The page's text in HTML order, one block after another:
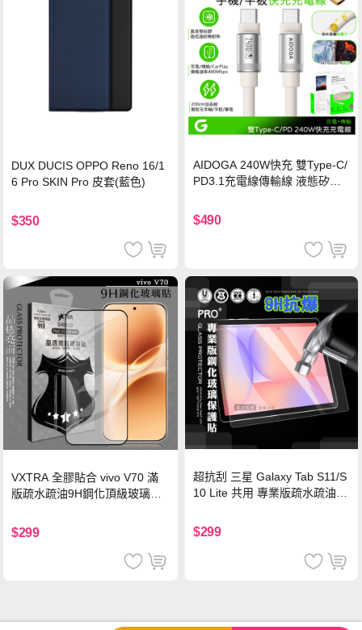
DUX DUCIS OPPO Reno 16/1
6 Pro SKIN Pro 皮套(藍色)
$350
AIDOGA 240W快充 雙Type-C/
PD3.1充電線傳輸線 液態矽膠
機/平板/筆電
$490
VXTRA 全膠貼合 vivo V70 滿
版疏水疏油9H鋼化頂級玻璃貼
$299
超抗刮 三星 Galaxy Tab S11/S
10 Lite 共用 專業版疏水疏油9
$299